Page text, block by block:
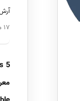
۱۷ مرداد ۱۴۰۵
5